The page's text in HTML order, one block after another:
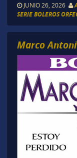
JUNIO 26, 2026
SERIE BOLEROS
Marco